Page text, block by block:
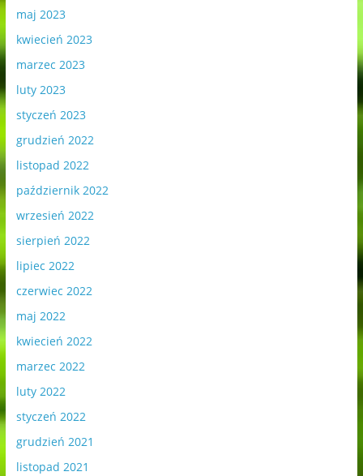
maj 2023
kwiecień 2023
marzec 2023
luty 2023
styczeń 2023
grudzień 2022
listopad 2022
październik 2022
wrzesień 2022
sierpień 2022
lipiec 2022
czerwiec 2022
maj 2022
kwiecień 2022
marzec 2022
luty 2022
styczeń 2022
grudzień 2021
listopad 2021